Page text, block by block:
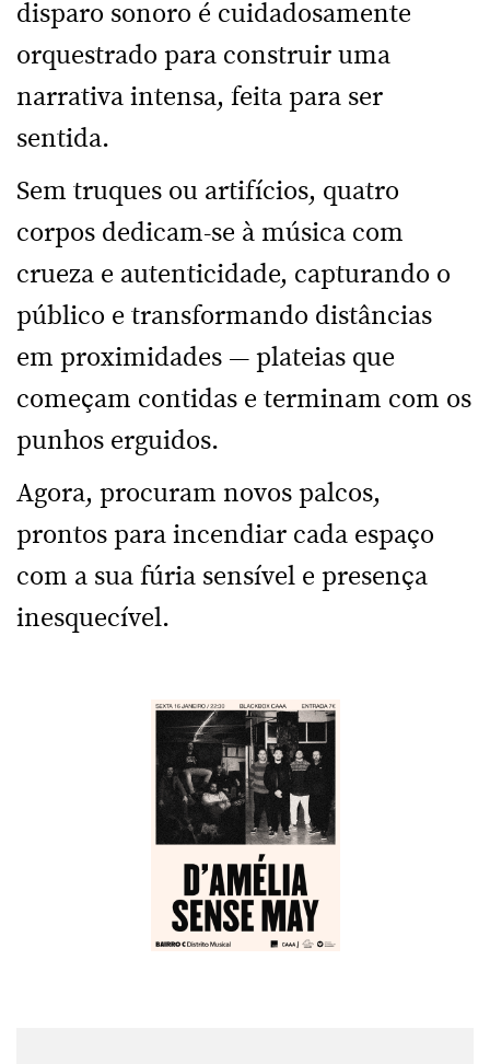
disparo sonoro é cuidadosamente
orquestrado para construir uma
narrativa intensa, feita para ser
sentida.
Sem truques ou artifícios, quatro
corpos dedicam-se à música com
crueza e autenticidade, capturando o
público e transformando distâncias
em proximidades — plateias que
começam contidas e terminam com os
punhos erguidos.
Agora, procuram novos palcos,
prontos para incendiar cada espaço
com a sua fúria sensível e presença
inesquecível.